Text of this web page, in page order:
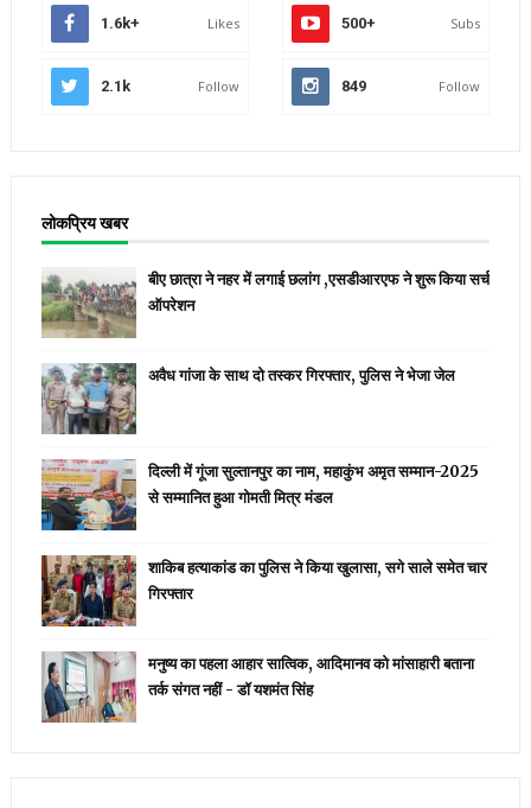
1.6k+ Likes 500+ Subs
2.1k Follow 849 Follow
लोकप्रिय खबर
बीए छात्रा ने नहर में लगाई छलांग ,एसडीआरएफ ने शुरू किया सर्च
ऑपरेशन
अवैध गांजा के साथ दो तस्कर गिरफ्तार, पुलिस ने भेजा जेल
दिल्ली में गूंजा सुल्तानपुर का नाम, महाकुंभ अमृत सम्मान-2025
से सम्मानित हुआ गोमती मित्र मंडल
शाकिब हत्याकांड का पुलिस ने किया खुलासा, सगे साले समेत चार
गिरफ्तार
मनुष्य का पहला आहार सात्विक, आदिमानव को मांसाहारी बताना
तर्क संगत नहीं - डॉ यशमंत सिंह